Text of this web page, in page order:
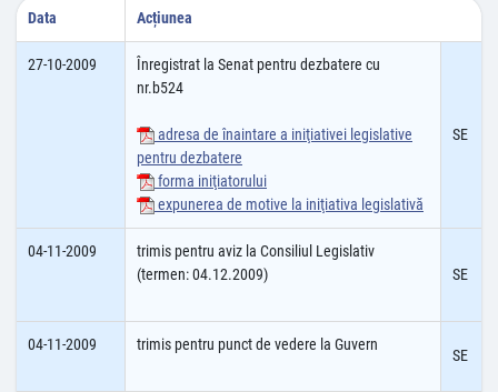
Data Acțiunea
27-10-2009
Înregistrat la Senat pentru dezbatere cu
nr.b524
adresa de înaintare a iniţiativei legislative
pentru dezbatere
forma iniţiatorului
expunerea de motive la iniţiativa legislativă
SE
04-11-2009
trimis pentru aviz la Consiliul Legislativ
(termen: 04.12.2009)
SE
04-11-2009 trimis pentru punct de vedere la Guvern
SE